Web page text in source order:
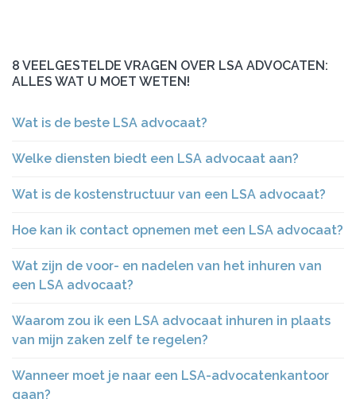
8 VEELGESTELDE VRAGEN OVER LSA ADVOCATEN:
ALLES WAT U MOET WETEN!
Wat is de beste LSA advocaat?
Welke diensten biedt een LSA advocaat aan?
Wat is de kostenstructuur van een LSA advocaat?
Hoe kan ik contact opnemen met een LSA advocaat?
Wat zijn de voor- en nadelen van het inhuren van
een LSA advocaat?
Waarom zou ik een LSA advocaat inhuren in plaats
van mijn zaken zelf te regelen?
Wanneer moet je naar een LSA-advocatenkantoor
gaan?